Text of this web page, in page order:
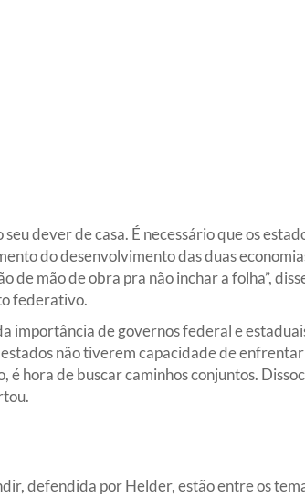
dever de casa. É necessário que os
do desenvolvimento das duas
de mão de obra pra não inchar a folha”,
federativo.
importância de governos federal e
não tiverem capacidade de
hora de buscar caminhos conjuntos.
defendida por Helder, estão entre os